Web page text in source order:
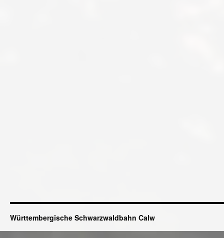
Württembergische Schwarzwaldbahn Calw